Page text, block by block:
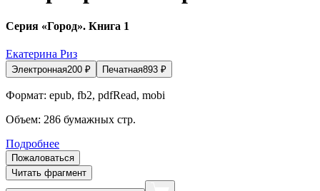
Серия «Город». Книга 1
Екатерина Риз
Электронная200 ₽ Печатная893 ₽
Формат: epub, fb2, pdfRead, mobi
Объем: 286 бумажных стр.
Подробнее
Пожаловаться
Читать фрагмент